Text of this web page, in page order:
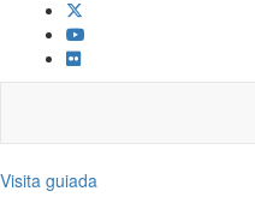
Visita guiada